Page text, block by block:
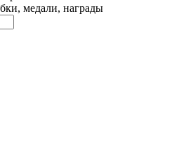
медали, награды